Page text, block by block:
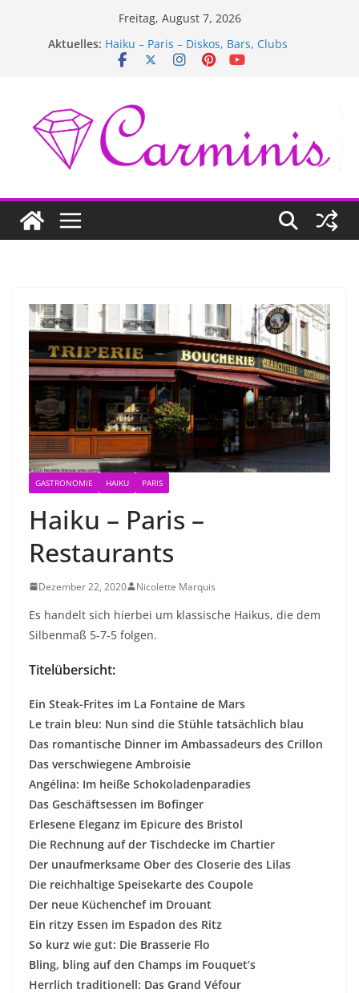
Freitag, August 7, 2026
Aktuelles: Haiku – Paris – Diskos, Bars, Clubs
Haiku – Paris – Hotels
Haiku – Paris – Museen & Bibliotheken
GASTRONOMIE HAIKU PARIS
Haiku – Paris –
Restaurants
Dezember 22, 2020 Nicolette Marquis
Es handelt sich hierbei um klassische Haikus, die dem
Silbenmaß 5-7-5 folgen.
Titelübersicht:
Ein Steak-Frites im La Fontaine de Mars
Le train bleu: Nun sind die Stühle tatsächlich blau
Das romantische Dinner im Ambassadeurs des Crillon
Das verschwiegene Ambroisie
Angélina: Im heiße Schokoladenparadies
Das Geschäftsessen im Bofinger
Erlesene Eleganz im Epicure des Bristol
Die Rechnung auf der Tischdecke im Chartier
Der unaufmerksame Ober des Closerie des Lilas
Die reichhaltige Speisekarte des Coupole
Der neue Küchenchef im Drouant
Ein ritzy Essen im Espadon des Ritz
So kurz wie gut: Die Brasserie Flo
Bling, bling auf den Champs im Fouquet’s
Herrlich traditionell: Das Grand Véfour